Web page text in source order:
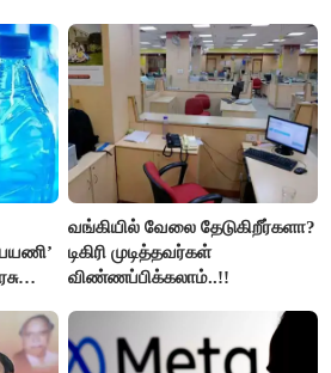
வங்கியில் வேலை தேடுகிறீர்களா?
டிகிரி முடித்தவர்கள்
விண்ணப்பிக்கலாம்..!!